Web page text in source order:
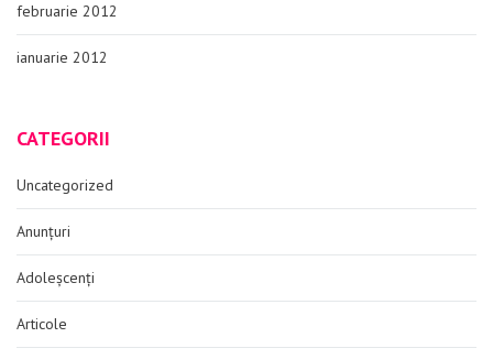
februarie 2012
ianuarie 2012
CATEGORII
Uncategorized
Anunțuri
Adoleșcenți
Articole